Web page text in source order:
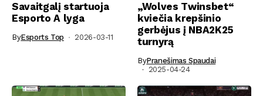
Savaitgalį startuoja
Esporto A lyga
ByEsports Top 2026-03-11
„Wolves Twinsbet“
kviečia krepšinio
gerbėjus į NBA2K25
turnyrą
ByPranešimas Spaudai
2025-04-24